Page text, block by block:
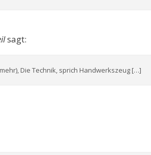
sagt:
Die Technik, sprich Handwerkszeug […]